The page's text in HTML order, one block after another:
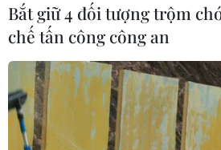
Bão Dolphin gây ảnh hưởng
rộng tại miền Đông Trung Quốc
09/08/2026 04:23
Nhật Bản: Sạt lở đất khiến gần
Bắt giữ 4 đối tượng trộm
chế tấn công công an